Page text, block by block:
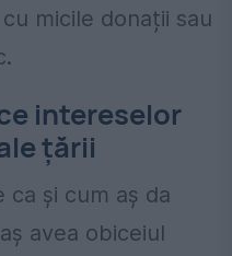
micile donații sau
intereselor
țării
ca și cum aș da
avea obiceiul